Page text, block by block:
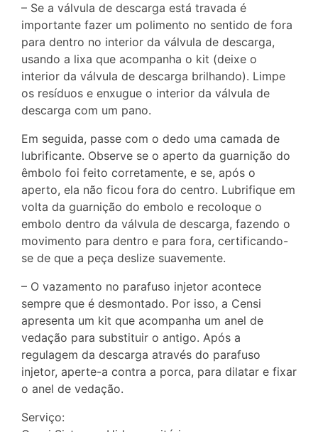
– Se a válvula de descarga está travada é
importante fazer um polimento no sentido de fora
para dentro no interior da válvula de descarga,
usando a lixa que acompanha o kit (deixe o
interior da válvula de descarga brilhando). Limpe
os resíduos e enxugue o interior da válvula de
descarga com um pano.
Em seguida, passe com o dedo uma camada de
lubrificante. Observe se o aperto da guarnição do
êmbolo foi feito corretamente, e se, após o
aperto, ela não ficou fora do centro. Lubrifique em
volta da guarnição do embolo e recoloque o
embolo dentro da válvula de descarga, fazendo o
movimento para dentro e para fora, certificando-
se de que a peça deslize suavemente.
– O vazamento no parafuso injetor acontece
sempre que é desmontado. Por isso, a Censi
apresenta um kit que acompanha um anel de
vedação para substituir o antigo. Após a
regulagem da descarga através do parafuso
injetor, aperte-a contra a porca, para dilatar e fixar
o anel de vedação.
Serviço: